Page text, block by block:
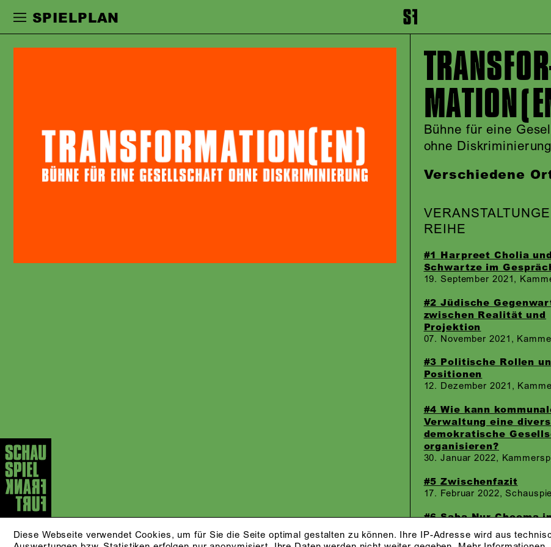
Zur Hauptnavigation springen Zum Footer springen
SPIELPLAN
Diese Webseite verwendet Cookies, um für Sie die Seite optimal gestalten zu können. Ihre IP-Adresse wird aus
Bühne für eine
ohne Diskriminierung
Verschiedene
REIHE
#1 Harpreet Cholia
Schwartze im
19. September 2021,
#2 Jüdische
zwischen Realität und
Projektion
07. November 2021,
#3 Politische Rollen
Positionen
12. Dezember 2021,
#4 Wie kann
Verwaltung eine
demokratische
organisieren?
30. Januar 2022,
#5 Zwischenfazit
17. Februar 2022,
#6 Saba-Nur Cheema
Gespräch über
im Journalismus